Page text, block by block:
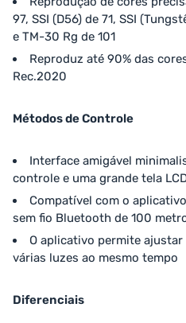
97, SSI (D56) de 71, SSI
e TM-30 Rg de 101
Reproduz até 90% das
Rec.2020
Métodos de Controle
Interface amigável
controle e uma grande tela
Compatível com o
sem fio Bluetooth de 100
O aplicativo permite
várias luzes ao mesmo tempo
Diferenciais